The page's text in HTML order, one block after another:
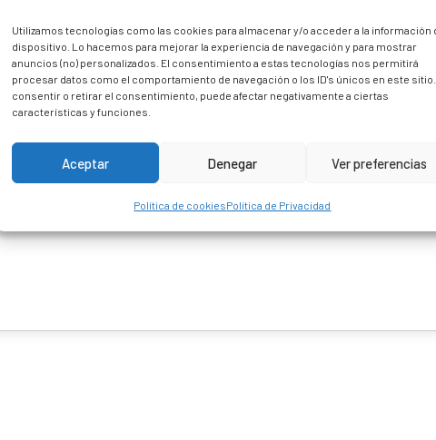
Utilizamos tecnologías como las cookies para almacenar y/o acceder a la información
dispositivo. Lo hacemos para mejorar la experiencia de navegación y para mostrar
anuncios (no) personalizados. El consentimiento a estas tecnologías nos permitirá
procesar datos como el comportamiento de navegación o los ID's únicos en este
consentir o retirar el consentimiento, puede afectar negativamente a ciertas
características y funciones.
Aceptar Denegar Ver preferencias
Política de cookiesPolítica de Privacidad
are marked *